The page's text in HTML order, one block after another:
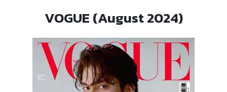
VOGUE (August 2024)